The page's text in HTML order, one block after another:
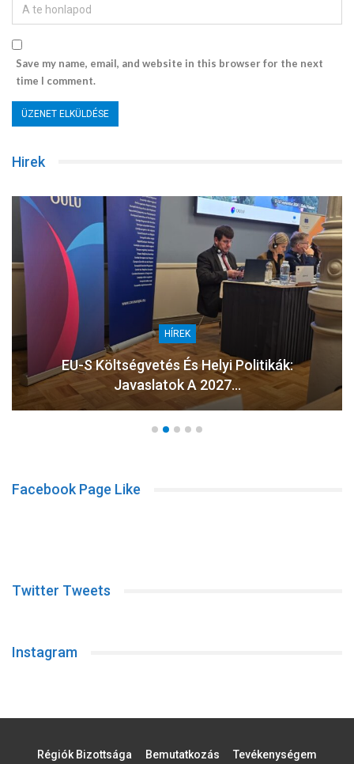
Save my name, email, and website in this browser for the next
time I comment.
Hirek
HÍREK
EU-S Költségvetés És Helyi Politikák:
Javaslatok A 2027…
Facebook Page Like
Twitter Tweets
Instagram
Régiók Bizottsága Bemutatkozás Tevékenységem